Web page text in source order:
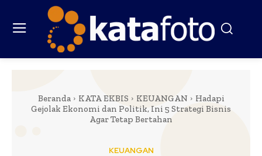
Beranda KATA EKBIS KEUANGAN
Hadapi
Gejolak Ekonomi dan Politik, Ini 5 Strategi Bisnis
Agar Tetap Bertahan
KEUANGAN